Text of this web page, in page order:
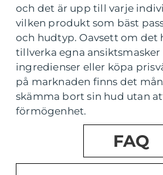
och det är upp till varje
vilken produkt som bäst
och hudtyp. Oavsett om det
tillverka egna
ingredienser eller köpa
på marknaden finns det
skämma bort sin hud utan
förmögenhet.
FAQ